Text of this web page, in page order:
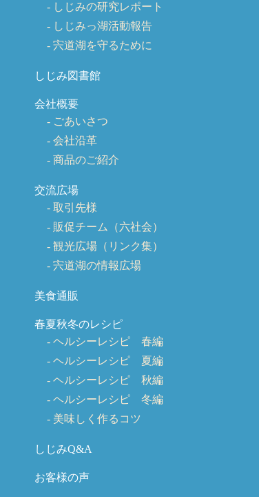
しじみの研究レポート
しじみっ湖活動報告
宍道湖を守るために
しじみ図書館
会社概要
ごあいさつ
会社沿革
商品のご紹介
交流広場
取引先様
販促チーム（六社会）
観光広場（リンク集）
宍道湖の情報広場
美食通販
春夏秋冬のレシピ
ヘルシーレシピ 春編
ヘルシーレシピ 夏編
ヘルシーレシピ 秋編
ヘルシーレシピ 冬編
美味しく作るコツ
しじみQ&A
お客様の声